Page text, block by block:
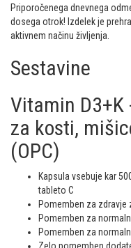
Priporočenega dnevnega
dosega otrok! Izdelek je
aktivnem načinu življenja.
Sestavine
Vitamin
za kosti,
(OPC)
Kapsula vsebuje kar
tableto C
Pomemben za zdravje
Pomemben za
Pomemben za